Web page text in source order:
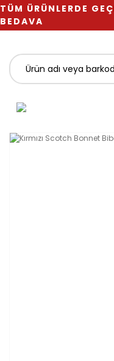
TÜM ÜRÜNLERDE
BEDAVA